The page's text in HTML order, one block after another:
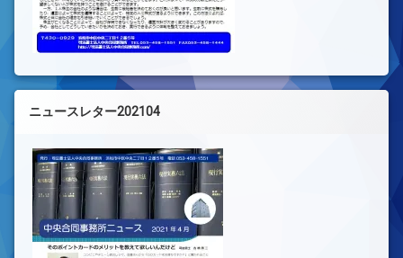
ニュースレター202104